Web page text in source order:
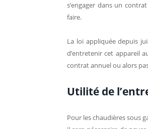
s’engager dans un
faire.
La loi appliquée depuis
d’entretenir cet appareil
contrat annuel ou alors
Utilité de
Pour les chaudières sous